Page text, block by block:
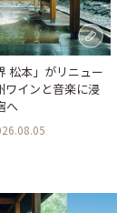
松本」がリニュー
ワインと音楽に浸
へ